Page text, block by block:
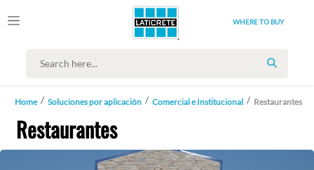
WHERE TO BUY
SEARCH
Home Soluciones por aplicación Comercial e Institucional Restaurantes
Restaurantes